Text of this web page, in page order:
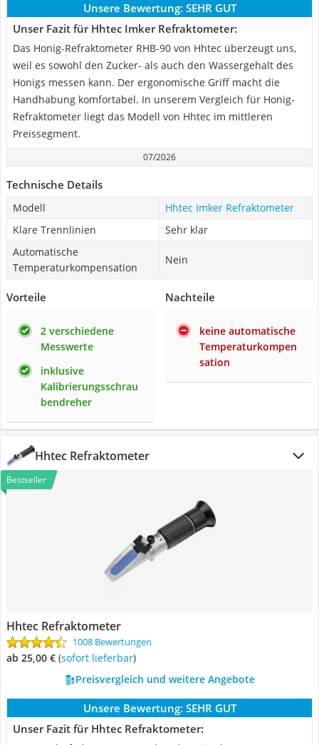
Unsere Bewertung: SEHR GUT
Unser Fazit für Hhtec Imker Refraktometer:
Das Honig-Refraktometer RHB-90 von Hhtec überzeugt uns,
weil es sowohl den Zucker- als auch den Wassergehalt des
Honigs messen kann. Der ergonomische Griff macht die
Handhabung komfortabel. In unserem Vergleich für Honig-
Refraktometer liegt das Modell von Hhtec im mittleren
Preissegment.
07/2026
Technische Details
Modell
Hhtec Imker Refraktometer
Klare Trennlinien
Sehr klar
Automatische
Temperaturkompensation
Nein
Vorteile
2 verschiedene
Messwerte
inklusive
Kalibrierungsschrau
bendreher
Nachteile
keine automatische
Temperaturkompen
sation
Hhtec Refraktometer
Bestseller
Hhtec Refraktometer
1008 Bewertungen
ab 25,00 € ( Sofort lieferbar)
Preisvergleich und weitere Angebote
Unsere Bewertung: SEHR GUT
Unser Fazit für Hhtec Refraktometer: